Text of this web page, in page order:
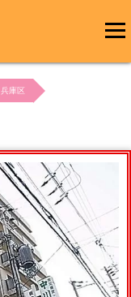
メインメ
兵庫区